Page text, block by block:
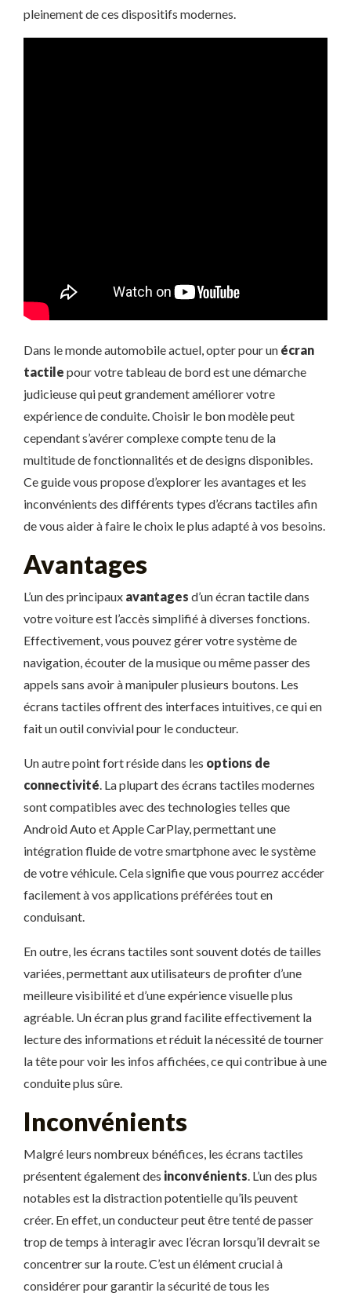
pleinement de ces dispositifs modernes.
Dans le monde automobile actuel, opter pour un écran
tactile pour votre tableau de bord est une démarche
judicieuse qui peut grandement améliorer votre
expérience de conduite. Choisir le bon modèle peut
cependant s’avérer complexe compte tenu de la
multitude de fonctionnalités et de designs disponibles.
Ce guide vous propose d’explorer les avantages et les
inconvénients des différents types d’écrans tactiles afin
de vous aider à faire le choix le plus adapté à vos besoins.
Avantages
L’un des principaux avantages d’un écran tactile dans
votre voiture est l’accès simplifié à diverses fonctions.
Effectivement, vous pouvez gérer votre système de
navigation, écouter de la musique ou même passer des
appels sans avoir à manipuler plusieurs boutons. Les
écrans tactiles offrent des interfaces intuitives, ce qui en
fait un outil convivial pour le conducteur.
Un autre point fort réside dans les options de
connectivité. La plupart des écrans tactiles modernes
sont compatibles avec des technologies telles que
Android Auto et Apple CarPlay, permettant une
intégration fluide de votre smartphone avec le système
de votre véhicule. Cela signifie que vous pourrez accéder
facilement à vos applications préférées tout en
conduisant.
En outre, les écrans tactiles sont souvent dotés de tailles
variées, permettant aux utilisateurs de profiter d’une
meilleure visibilité et d’une expérience visuelle plus
agréable. Un écran plus grand facilite effectivement la
lecture des informations et réduit la nécessité de tourner
la tête pour voir les infos affichées, ce qui contribue à une
conduite plus sûre.
Inconvénients
Malgré leurs nombreux bénéfices, les écrans tactiles
présentent également des inconvénients. L’un des plus
notables est la distraction potentielle qu’ils peuvent
créer. En effet, un conducteur peut être tenté de passer
trop de temps à interagir avec l’écran lorsqu’il devrait se
concentrer sur la route. C’est un élément crucial à
considérer pour garantir la sécurité de tous les